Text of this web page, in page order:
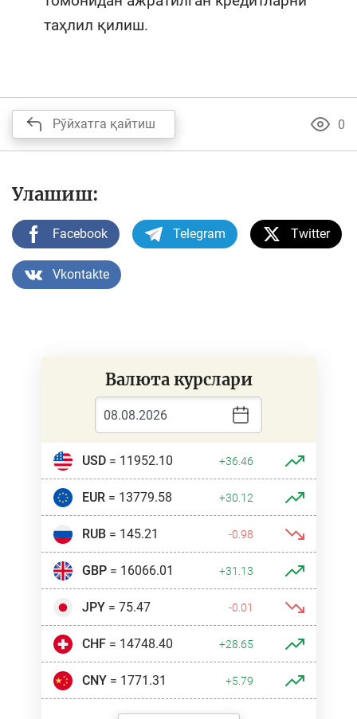
таҳлил қилиш.
Рўйхатга қайтиш 0
Улашиш:
Facebook Telegram Twitter
Vkontakte
Валюта курслари
USD= 11952.10 +36.46
EUR= 13779.58 +30.12
RUB= 145.21 -0.98
GBP= 16066.01 +31.13
JPY= 75.47 -0.01
CHF= 14748.40 +28.65
CNY= 1771.31 +5.79